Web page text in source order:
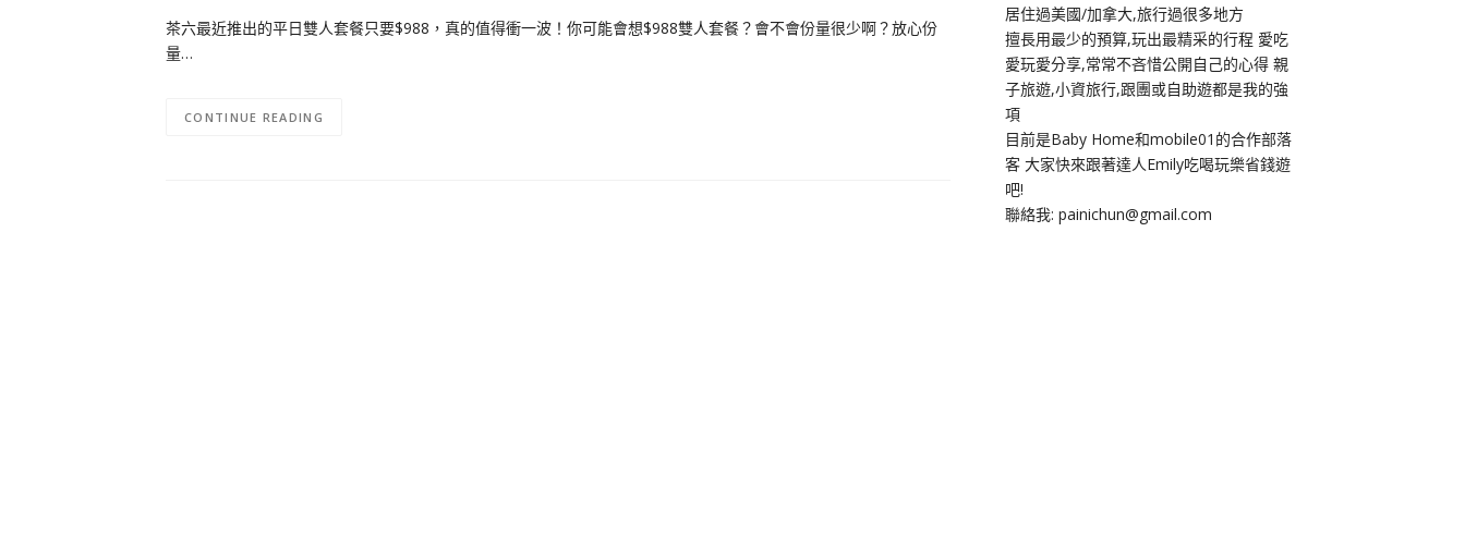
茶六最近推出的平日雙人套餐只要$988，真的值得衝一波！你可能會想$988雙人套餐？會不會份量很少啊？放心份
量…
CONTINUE READING
居住過美國/加拿大,旅行過很多地方
擅長用最少的預算,玩出最精采的行程 愛吃
愛玩愛分享,常常不吝惜公開自己的心得 親
子旅遊,小資旅行,跟團或自助遊都是我的強
項
目前是Baby Home和mobile01的合作部落
客 大家快來跟著達人Emily吃喝玩樂省錢遊
吧!
聯絡我: painichun@gmail.com